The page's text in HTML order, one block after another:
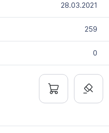
28.03.2021
259
0